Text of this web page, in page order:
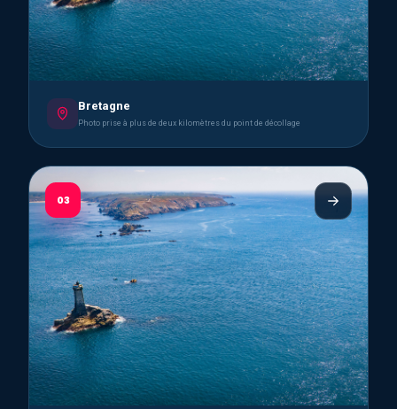
Bretagne
Photo prise à plus de deux kilomètres du point de décollage
03